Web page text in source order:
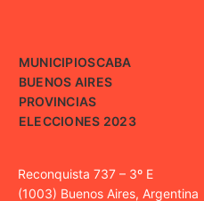
MUNICIPIOSCABA
BUENOS AIRES
PROVINCIAS
ELECCIONES 2023
Reconquista 737 – 3º E
(1003) Buenos Aires, Argentina